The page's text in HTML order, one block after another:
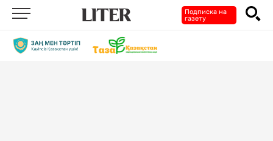
Подписка на
газету